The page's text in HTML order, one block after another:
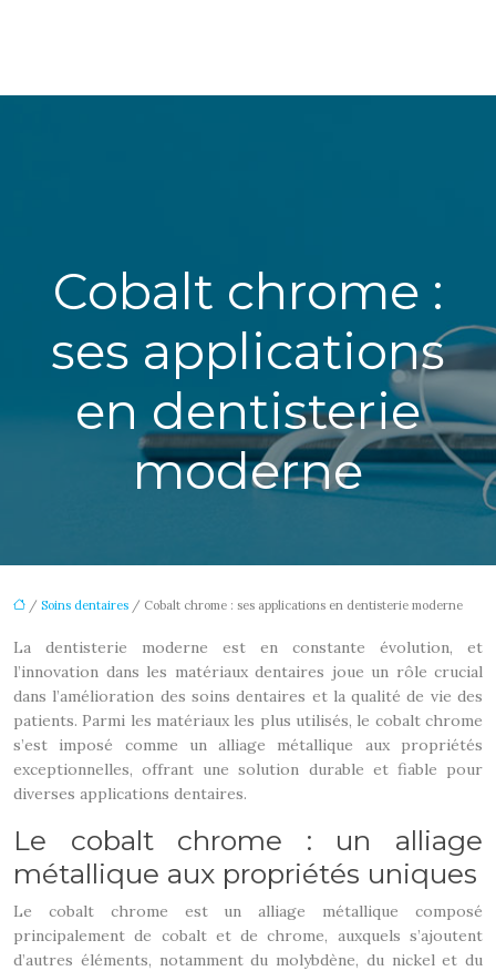
Cobalt chrome :
ses applications
en dentisterie
moderne
/ Soins dentaires / Cobalt chrome : ses applications en dentisterie moderne
La dentisterie moderne est en constante évolution, et
l’innovation dans les matériaux dentaires joue un rôle crucial
dans l’amélioration des soins dentaires et la qualité de vie des
patients. Parmi les matériaux les plus utilisés, le cobalt chrome
s’est imposé comme un alliage métallique aux propriétés
exceptionnelles, offrant une solution durable et fiable pour
diverses applications dentaires.
Le cobalt chrome : un alliage
métallique aux propriétés uniques
Le cobalt chrome est un alliage métallique composé
principalement de cobalt et de chrome, auxquels s’ajoutent
d’autres éléments, notamment du molybdène, du nickel et du